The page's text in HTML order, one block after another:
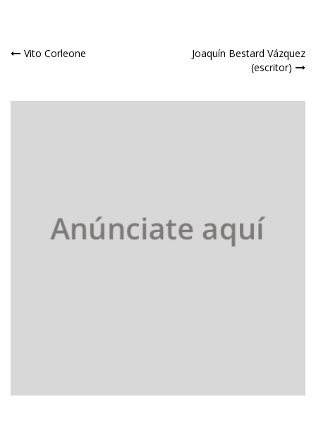
Navegación
entradas
Vito Corleone
Joaquín Bestard Vázquez
(escritor)